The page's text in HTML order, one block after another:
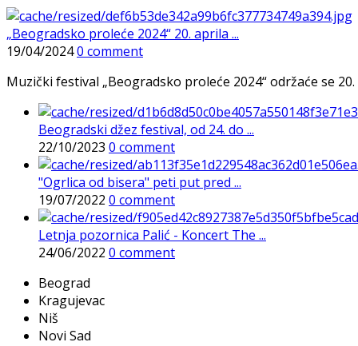
„Beogradsko proleće 2024“ 20. aprila ...
19/04/20240 comment
Muzički festival „Beogradsko proleće 2024“ održaće se
Beogradski džez festival, od 24. do ...
22/10/2023 0 comment
"Ogrlica od bisera" peti put pred ...
19/07/2022 0 comment
Letnja pozornica Palić - Koncert The ...
24/06/2022 0 comment
Beograd
Kragujevac
Niš
Novi Sad